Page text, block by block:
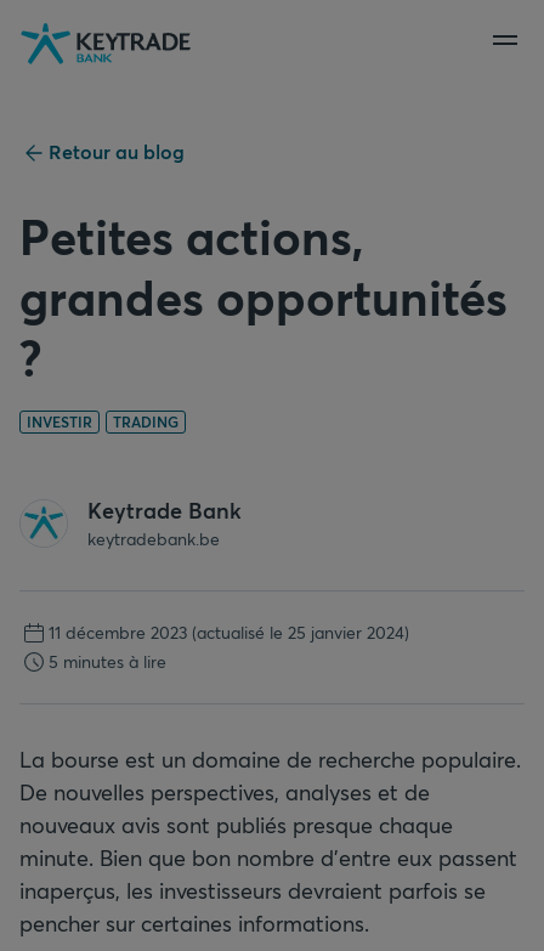
Aller
Aller
Aller
au
Retour au blog
Petites actions,
grandes opportunités
?
INVESTIR TRADING
Keytrade Bank
keytradebank.be
11 décembre 2023 (actualisé le 25 janvier 2024)
5 minutes à lire
La bourse est un domaine de recherche populaire.
De nouvelles perspectives, analyses et de
nouveaux avis sont publiés presque chaque
minute. Bien que bon nombre d’entre eux passent
inaperçus, les investisseurs devraient parfois se
pencher sur certaines informations.